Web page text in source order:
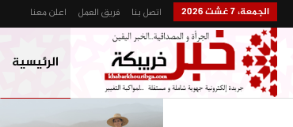
الجمعة، 7 غشت 2026 اتصل بنا فريق العمل اعلن معنا
الرئيسية